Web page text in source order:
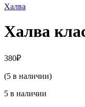
Халва
Халва
380₽
(5 в наличии)
5 в наличии